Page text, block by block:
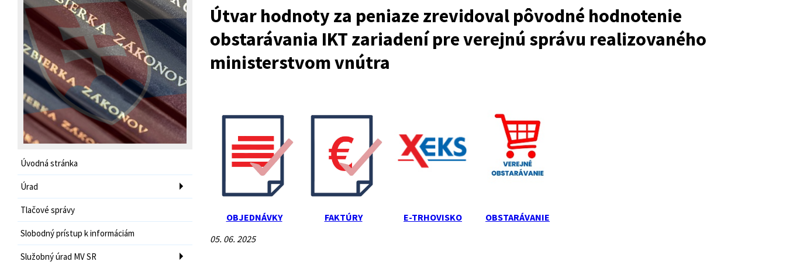
Úvodná stránka
Úrad
Tlačové správy
Slobodný prístup k informáciám
Služobný úrad MV SR
Útvar hodnoty za peniaze zrevidoval pôvodné hodnotenie
obstarávania IKT zariadení pre verejnú správu realizovaného
ministerstvom vnútra
OBJEDNÁVKY FAKTÚRY E-TRHOVISKO
OBSTARÁVANIE
05. 06. 2025